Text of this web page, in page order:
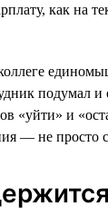
как на
подумал и
и
— не просто